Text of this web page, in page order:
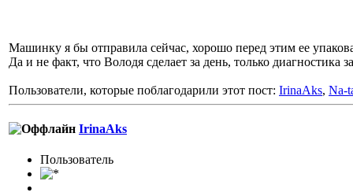
Машинку я бы отправила сейчас, хорошо перед этим ее
Да и не факт, что Володя сделает за день, только диагностика
Пользователи, которые поблагодарили этот пост: IrinaAks, Na-
IrinaAks
Пользовaтeль